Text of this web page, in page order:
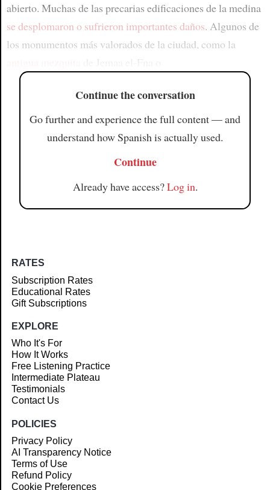
abierto. Muchas de las precarias edificaciones de la medina
se desplomaron o sufrieron importantes daños. Algunos de
los monumentos más valorados de la ciudad, como la
Continue the conversation
Go further and experience the full content — and
understand how Spanish is actually used.
Continue
Already have access?Log in.
RATES
Subscription Rates
Educational Rates
Gift Subscriptions
EXPLORE
Who It's For
How It Works
Free Listening Practice
Intermediate Plateau
Testimonials
Contact Us
POLICIES
Privacy Policy
AI Transparency Notice
Terms of Use
Refund Policy
Cookie Preferences